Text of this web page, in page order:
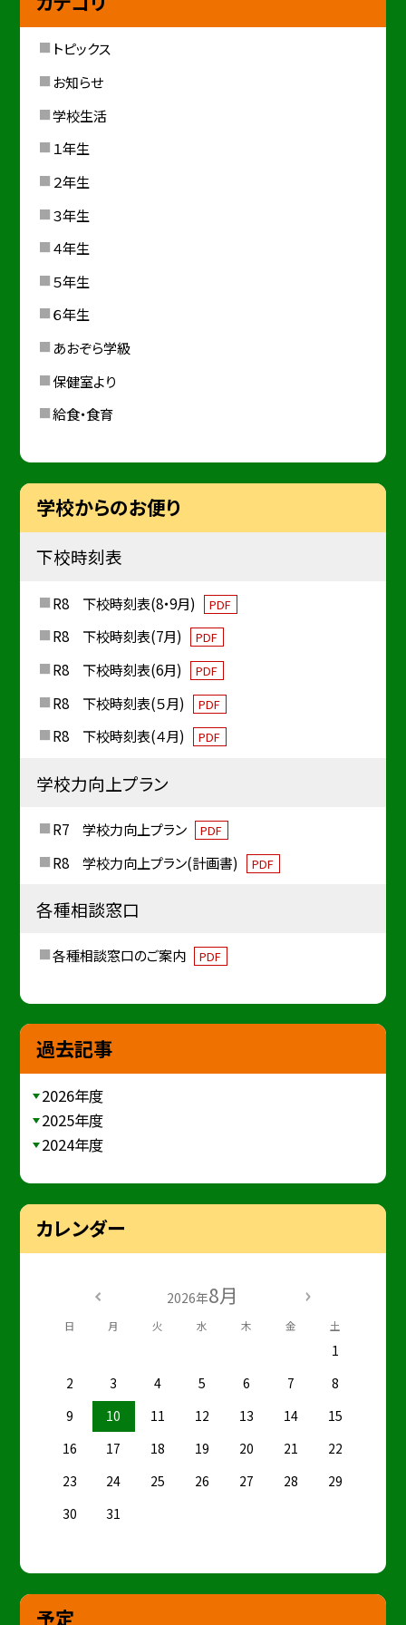
トピックス
お知らせ
学校生活
１年生
２年生
３年生
４年生
５年生
６年生
あおぞら学級
保健室より
給食・食育
学校からのお便り
下校時刻表
R8 下校時刻表(8・9月) PDF
R8 下校時刻表(7月) PDF
R8 下校時刻表(6月) PDF
R8 下校時刻表(５月) PDF
R8 下校時刻表(４月) PDF
学校力向上プラン
R7 学校力向上プラン PDF
R8 学校力向上プラン(計画書) PDF
各種相談窓口
各種相談窓口のご案内 PDF
過去記事
2026年度
2025年度
2024年度
カレンダー
2026年8月
日 月 火 水 木 金 土
1
2
3 4 5 6 7
8
9
10 11 12 13 14
15
16
17 18 19 20 21
22
23
24 25 26 27 28
29
30
31
予定